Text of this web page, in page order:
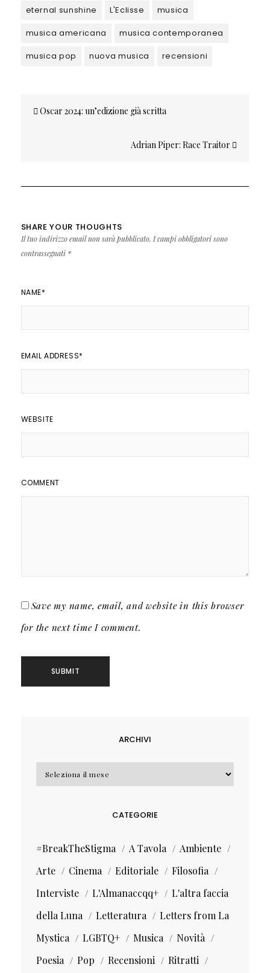
eternal sunshine L'Eclisse
musica
musica americana
musica contemporanea
musica pop
nuova musica recensioni
Navigazione
Oscar 2024: un’edizione già scritta
Adrian Piper: Race Traitor
SHARE YOUR THOUGHTS
Il tuo indirizzo email non sarà pubblicato. I campi obbligatori sono
contrassegnati *
NAME*
EMAIL ADDRESS*
WEBSITE
COMMENT
Save my name, email, and website in this browser
for the next time I comment.
ARCHIVI
CATEGORIE
#BreakTheStigma A Tavola
Ambiente
Arte
Cinema Editoriale
Filosofia
Interviste
L'Almanaccqq+
L'altra faccia
della Luna
Letteratura
Letters from La
Mystica
LGBTQ+ Musica
Novità
Poesia
Pop Recensioni
Ritratti